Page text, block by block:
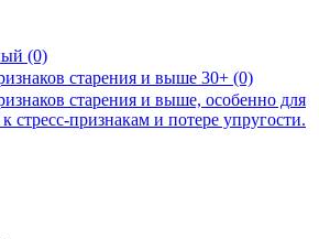
(0)
старения и выше 30+ (0)
старения и выше, особенно для
стресс-признакам и потере упругости.